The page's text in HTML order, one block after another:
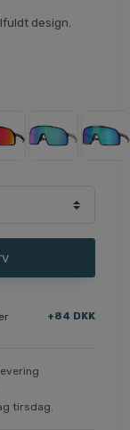
design.
+84 DKK
tirsdag.